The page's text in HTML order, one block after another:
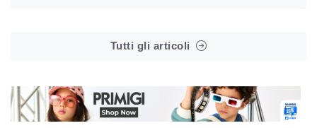
Tutti gli articoli